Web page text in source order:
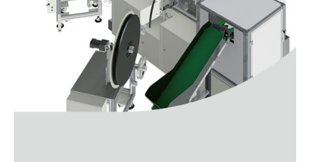
繁體中文